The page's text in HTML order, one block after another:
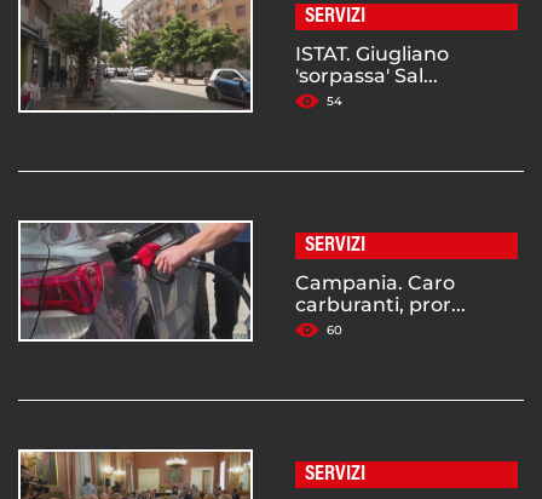
SERVIZI
ISTAT. Giugliano
'sorpassa' Sal...
54
SERVIZI
Campania. Caro
carburanti, pror...
60
SERVIZI